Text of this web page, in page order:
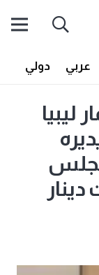
عربي دولي
ليبيا
مجلس
دينار